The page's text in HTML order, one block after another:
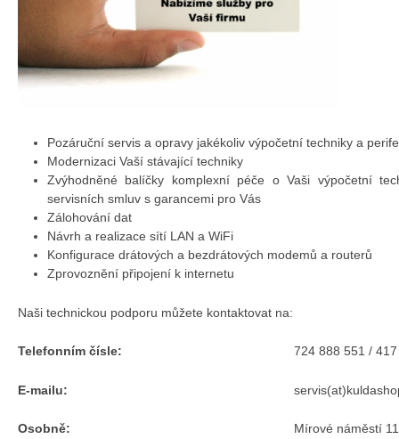
Pozáruční servis a opravy jakékoliv výpočetní techniky a
Modernizaci Vaší stávající techniky
Zvýhodněné balíčky komplexní péče o Vaši výpočetní
servisních smluv s garancemi pro Vás
Zálohování dat
Návrh a realizace sítí LAN a WiFi
Konfigurace drátových a bezdrátových modemů a routerů
Zprovoznění připojení k internetu
Naši technickou podporu můžete kontaktovat na:
Telefonním čísle:
E-mailu:
Osobně:
724 888 551 /
Mírové náměstí